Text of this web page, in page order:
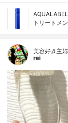
トリートメ
美容好き主婦
rei